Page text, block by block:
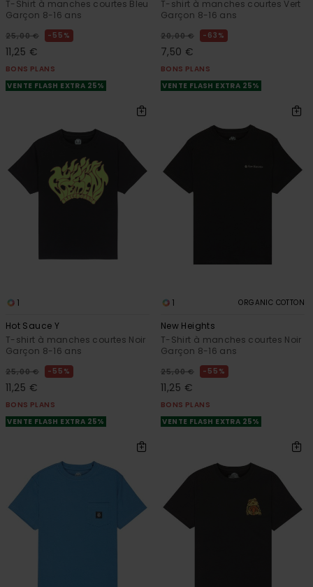
T-Shirt à manches courtes Bleu
Garçon 8-16 ans
25,00 € 55%
11,25 €
BONS PLANS
VENTE FLASH EXTRA 25%
T-shirt à manches courtes Vert
Garçon 8-16 ans
20,00 € 63%
7,50 €
BONS PLANS
VENTE FLASH EXTRA 25%
1
Hot Sauce Y
T-shirt à manches courtes Noir
Garçon 8-16 ans
25,00 € 55%
11,25 €
BONS PLANS
VENTE FLASH EXTRA 25%
1 ORGANIC COTTON
New Heights
T-Shirt à manches courtes Noir
Garçon 8-16 ans
25,00 € 55%
11,25 €
BONS PLANS
VENTE FLASH EXTRA 25%